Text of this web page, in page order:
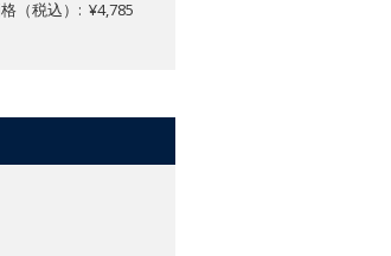
（税込）: ¥4,785